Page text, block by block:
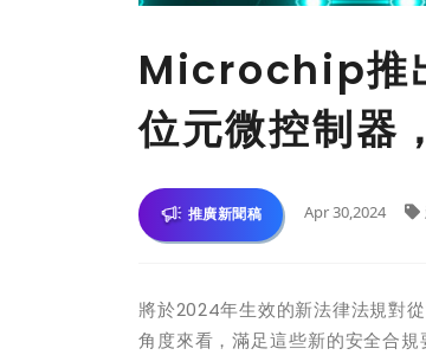
Microchip推
位元微控制器
推廣新聞稿 Apr 30,2024
將於2024年生效的新法律法規對
角度來看，滿足這些新的安全合